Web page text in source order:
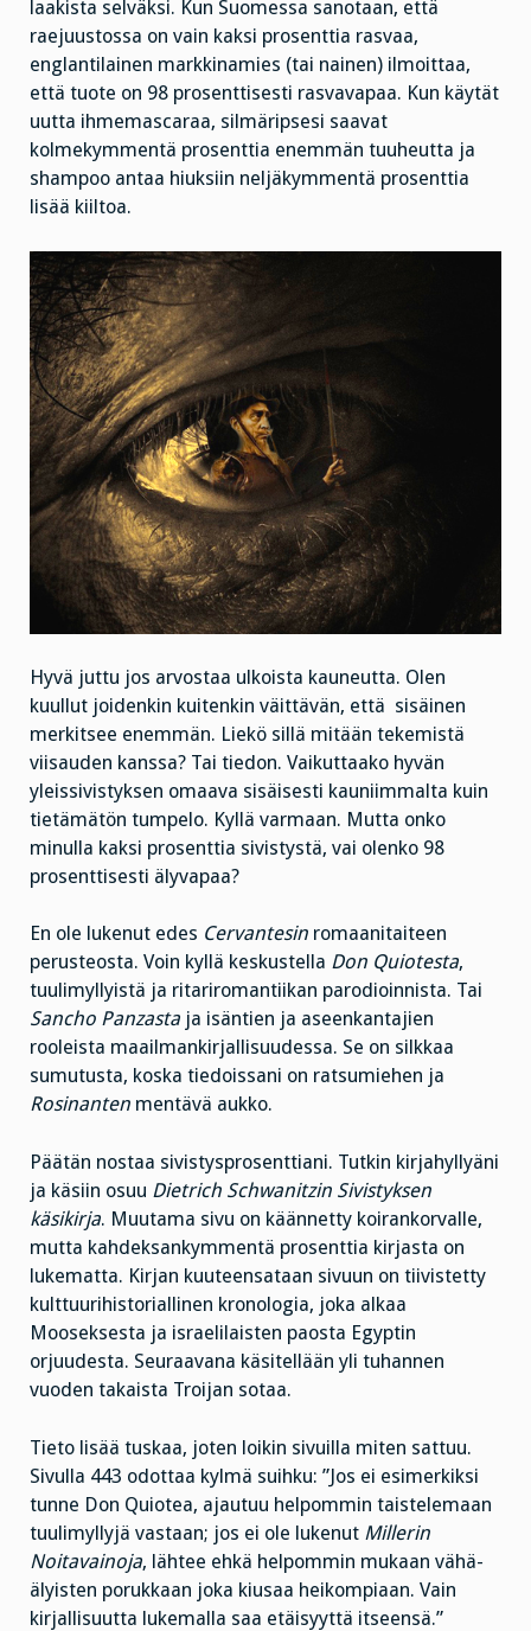
laakista selväksi. Kun Suomessa sanotaan, että
raejuustossa on vain kaksi prosenttia rasvaa,
englantilainen markkinamies (tai nainen) ilmoittaa,
että tuote on 98 prosenttisesti rasvavapaa. Kun käytät
uutta ihmemascaraa, silmäripsesi saavat
kolmekymmentä prosenttia enemmän tuuheutta ja
shampoo antaa hiuksiin neljäkymmentä prosenttia
lisää kiiltoa.
Hyvä juttu jos arvostaa ulkoista kauneutta. Olen
kuullut joidenkin kuitenkin väittävän, että sisäinen
merkitsee enemmän. Liekö sillä mitään tekemistä
viisauden kanssa? Tai tiedon. Vaikuttaako hyvän
yleissivistyksen omaava sisäisesti kauniimmalta kuin
tietämätön tumpelo. Kyllä varmaan. Mutta onko
minulla kaksi prosenttia sivistystä, vai olenko 98
prosenttisesti älyvapaa?
En ole lukenut edes Cervantesin romaanitaiteen
perusteosta. Voin kyllä keskustella Don Quiotesta,
tuulimyllyistä ja ritariromantiikan parodioinnista. Tai
Sancho Panzasta ja isäntien ja aseenkantajien
rooleista maailmankirjallisuudessa. Se on silkkaa
sumutusta, koska tiedoissani on ratsumiehen ja
Rosinanten mentävä aukko.
Päätän nostaa sivistysprosenttiani. Tutkin kirjahyllyäni
ja käsiin osuu Dietrich Schwanitzin Sivistyksen
käsikirja. Muutama sivu on käännetty koirankorvalle,
mutta kahdeksankymmentä prosenttia kirjasta on
lukematta. Kirjan kuuteensataan sivuun on tiivistetty
kulttuurihistoriallinen kronologia, joka alkaa
Mooseksesta ja israelilaisten paosta Egyptin
orjuudesta. Seuraavana käsitellään yli tuhannen
vuoden takaista Troijan sotaa.
Tieto lisää tuskaa, joten loikin sivuilla miten sattuu.
Sivulla 443 odottaa kylmä suihku: ”Jos ei esimerkiksi
tunne Don Quiotea, ajautuu helpommin taistelemaan
tuulimyllyjä vastaan; jos ei ole lukenut Millerin
Noitavainoja, lähtee ehkä helpommin mukaan vähä-
älyisten porukkaan joka kiusaa heikompiaan. Vain
kirjallisuutta lukemalla saa etäisyyttä itseensä.”